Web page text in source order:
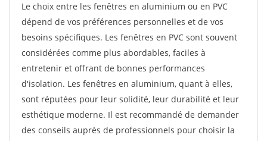
Le choix entre les fenêtres en aluminium ou en PVC
dépend de vos préférences personnelles et de vos
besoins spécifiques. Les fenêtres en PVC sont souvent
considérées comme plus abordables, faciles à
entretenir et offrant de bonnes performances
d'isolation. Les fenêtres en aluminium, quant à elles,
sont réputées pour leur solidité, leur durabilité et leur
esthétique moderne. Il est recommandé de demander
des conseils auprès de professionnels pour choisir la